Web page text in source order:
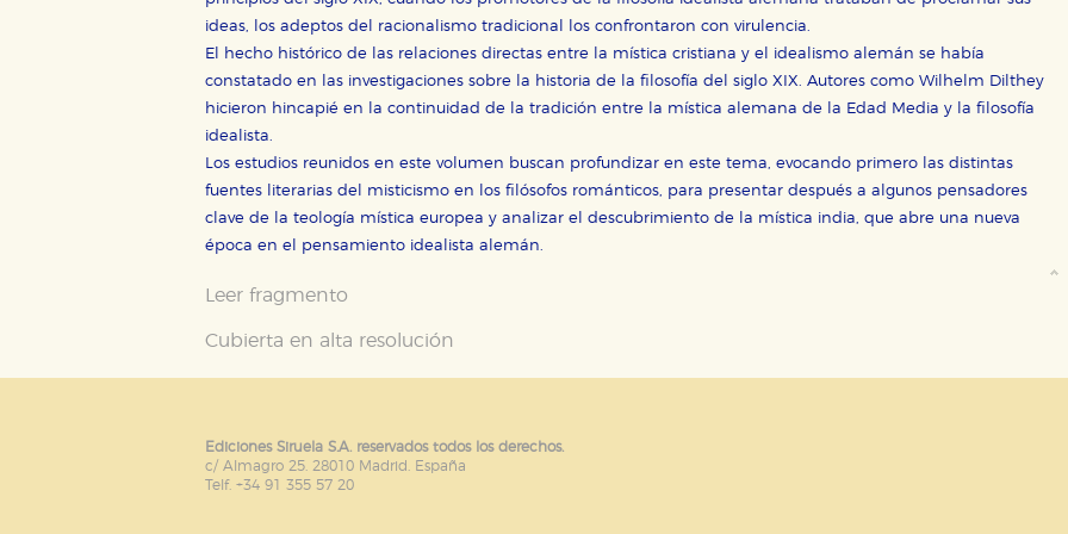
ideas, los adeptos del racionalismo tradicional los confrontaron con virulencia.
El hecho histórico de las relaciones directas entre la mística cristiana y el idealismo alemán se había
constatado en las investigaciones sobre la historia de la filosofía del siglo XIX. Autores como Wilhelm Dilthey
hicieron hincapié en la continuidad de la tradición entre la mística alemana de la Edad Media y la filosofía
idealista.
Los estudios reunidos en este volumen buscan profundizar en este tema, evocando primero las distintas
fuentes literarias del misticismo en los filósofos románticos, para presentar después a algunos pensadores
clave de la teología mística europea y analizar el descubrimiento de la mística india, que abre una nueva
época en el pensamiento idealista alemán.
Leer fragmento
Cubierta en alta resolución
Ediciones Siruela S.A. reservados todos los derechos.
c/ Almagro 25. 28010 Madrid. España
Telf. +34 91 355 57 20
Estas cookies son gestionadas por nuestros socios publicitarios y se utilizan para mostrar
otros sitios. No almacenan directamente información personal sino que se basan en la
dispositivo de internet.
Puede consultar nuestrapolítica de cookies